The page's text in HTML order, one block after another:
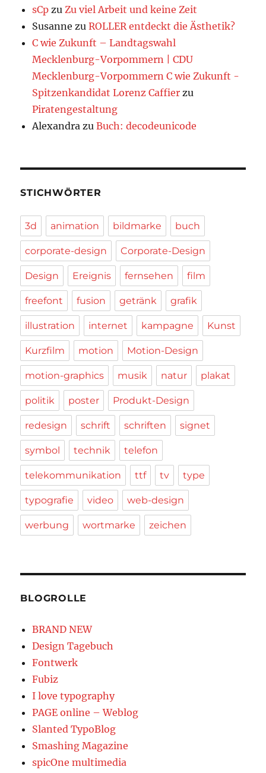
sCp zuZu viel Arbeit und keine Zeit
Susanne zuROLLER entdeckt die Ästhetik?
C wie Zukunft – Landtagswahl
Mecklenburg-Vorpommern | CDU
Mecklenburg-Vorpommern C wie Zukunft -
Spitzenkandidat Lorenz Caffier zu
Piratengestaltung
Alexandra zuBuch: decodeunicode
STICHWÖRTER
3d animation bildmarke buch
corporate-design Corporate-Design
Design Ereignis fernsehen film
freefont fusion getränk grafik
illustration internet kampagne Kunst
Kurzfilm motion Motion-Design
motion-graphics musik natur plakat
politik poster Produkt-Design
redesign schrift schriften signet
symbol technik telefon
telekommunikation ttf tv type
typografie video web-design
werbung wortmarke zeichen
BLOGROLLE
BRAND NEW
Design Tagebuch
Fontwerk
Fubiz
I love typography
PAGE online – Weblog
Slanted TypoBlog
Smashing Magazine
spicOne multimedia